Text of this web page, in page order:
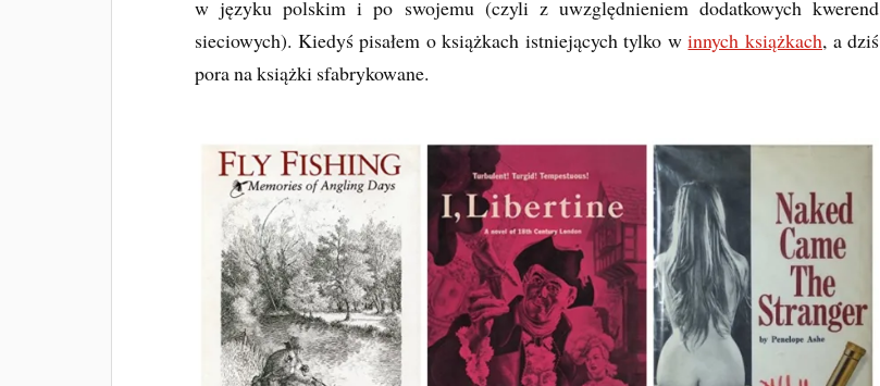
w języku polskim i po swojemu (czyli z uwzględnieniem dodatkowych kwerend
sieciowych). Kiedyś pisałem o książkach istniejących tylko winnych książkach, a dziś
pora na książki sfabrykowane.